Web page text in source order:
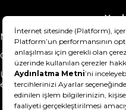
Mesafeli Satış Sözleşmesi
Gizlilik Sözleşmesi
Ürünümü nasıl iade
edebilirim?